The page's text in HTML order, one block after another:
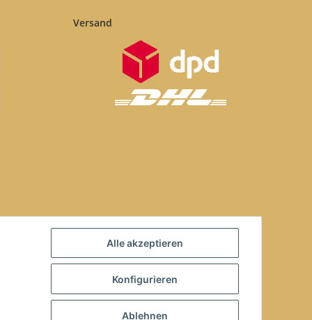
Alle akzeptieren
Konfigurieren
Ablehnen
Versand